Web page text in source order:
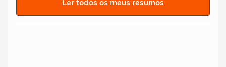
Ler todos os meus resumos